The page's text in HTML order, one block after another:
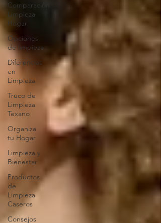
Comparación
Limpieza
Hogar
Opciones
de limpieza
Diferencias
en
Limpieza
Truco de
Limpieza
Texano
Organiza
tu Hogar
Limpieza y
Bienestar
Productos
de
Limpieza
Caseros
Consejos